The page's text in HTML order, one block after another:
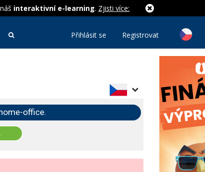
interaktivní e-learning. Zjisti více:
Přihlásit se Registrovat
office.